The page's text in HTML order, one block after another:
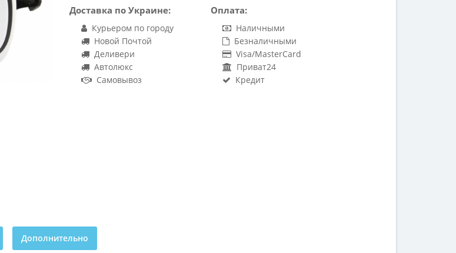
Доставка по Украине:
Курьером по городу
Новой Почтой
Деливери
Автолюкс
Самовывоз
Оплата:
Наличными
Безналичными
Visa/MasterCard
Приват24
Кредит
Дополнительно